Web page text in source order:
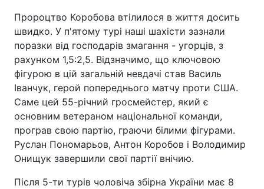
Пророцтво Коробова втілилося в життя досить
швидко. У п'ятому турі наші шахісти зазнали
поразки від господарів змагання - угорців, з
рахунком 1,5:2,5. Відзначимо, що ключовою
фігурою в цій загальній невдачі став Василь
Іванчук, герой попереднього матчу проти США.
Саме цей 55-річний гросмейстер, який є
основним ветераном національної команди,
програв свою партію, граючи білими фігурами.
Руслан Пономарьов, Антон Коробов і Володимир
Онищук завершили свої партії внічию.
Після 5-ти турів чоловіча збірна України має 8